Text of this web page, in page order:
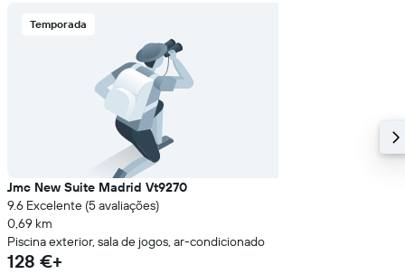
Temporada
Jmc New Suite Madrid Vt9270
9.6 Excelente (5 avaliações)
0,69 km
Piscina exterior, sala de jogos, ar-condicionado
128 €+